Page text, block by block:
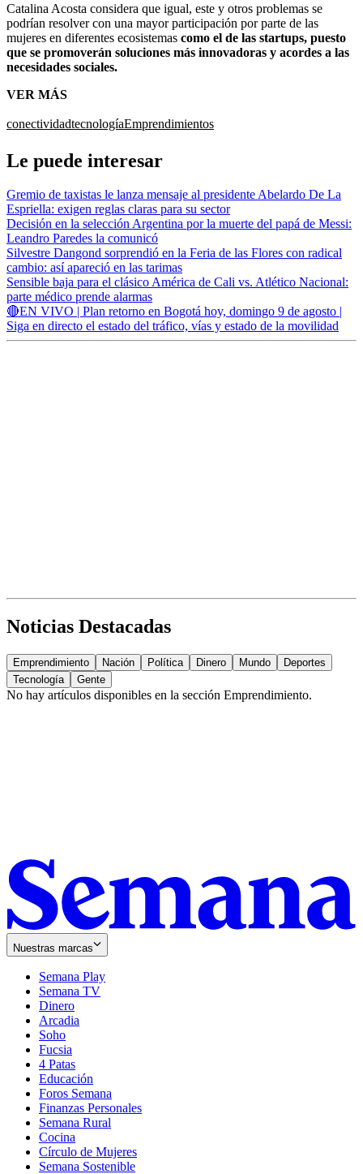
Catalina Acosta considera que igual, este y otros problemas se
podrían resolver con una mayor participación por parte de las
mujeres en diferentes ecosistemas como el de las startups, puesto
que se promoverán soluciones más innovadoras y acordes a las
necesidades sociales.
VER MÁS
conectividadtecnologíaEmprendimientos
Le puede interesar
Gremio de taxistas le lanza mensaje al presidente Abelardo De La
Espriella: exigen reglas claras para su sector
Decisión en la selección Argentina por la muerte del papá de Messi:
Leandro Paredes la comunicó
Silvestre Dangond sorprendió en la Feria de las Flores con radical
cambio: así apareció en las tarimas
Sensible baja para el clásico América de Cali vs. Atlético Nacional:
parte médico prende alarmas
🔴EN VIVO | Plan retorno en Bogotá hoy, domingo 9 de agosto |
Siga en directo el estado del tráfico, vías y estado de la movilidad
Noticias Destacadas
Emprendimiento Nación Política Dinero Mundo
Deportes
Tecnología
Gente
No hay artículos disponibles en la sección Emprendimiento.
Nuestras marcas
Semana Play
Semana TV
Dinero
Arcadia
Soho
in
new
window
Fucsia
in
new
window
4 Patas
Educación
Foros Semana
Finanzas Personales
Semana Rural
Cocina
Círculo de Mujeres
Semana Sostenible